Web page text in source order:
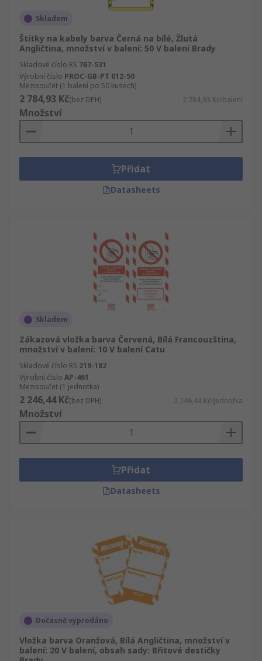
Skladem
Štítky na kabely barva Černá na bílé, Žlutá
Angličtina, množství v balení: 50 V balení Brady
Skladové číslo RS 767-531
Výrobní číslo PROC-GB-PT 012-50
Mezisoučet (1 balení po 50 kusech)
2 784,93 Kč(bez DPH) 2 784,93 Kč/balení
Množství
Přidat
Datasheets
Skladem
Zákazová vložka barva Červená, Bílá Francouzština,
množství v balení: 10 V balení Catu
Skladové číslo RS 219-182
Výrobní číslo AP-461
Mezisoučet (1 jednotka)
2 246,44 Kč(bez DPH) 2 246,44 Kč/jednotka
Množství
Přidat
Datasheets
Dočasně vyprodáno
Vložka barva Oranžová, Bílá Angličtina, množství v
balení: 20 V balení, obsah sady: Břitové destičky